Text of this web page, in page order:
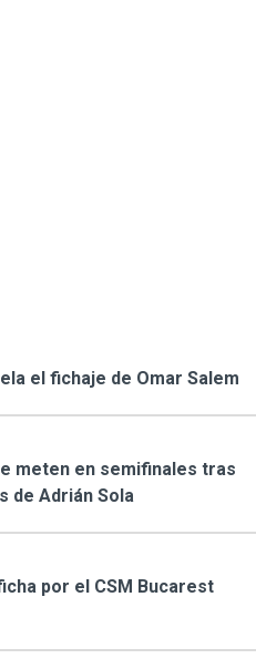
el fichaje de Omar Salem
meten en semifinales tras
de Adrián Sola
por el CSM Bucarest